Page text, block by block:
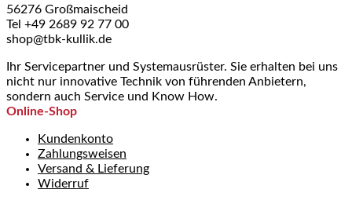
56276 Großmaischeid
Tel +49 2689 92 77 00
shop@tbk-kullik.de
Ihr Servicepartner und Systemausrüster. Sie erhalten bei uns
nicht nur innovative Technik von führenden Anbietern,
sondern auch Service und Know How.
Online-Shop
Kundenkonto
Zahlungsweisen
Versand & Lieferung
Widerruf